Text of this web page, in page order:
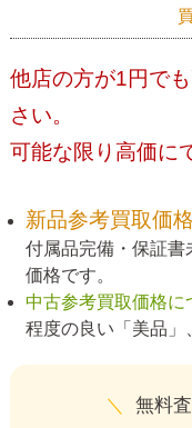
他店の方が1円で
さい。
可能な限り高価に
新品参考買取価
付属品完備・保証書
価格です。
中古参考買取価格に
程度の良い「美品」
＼ 無料